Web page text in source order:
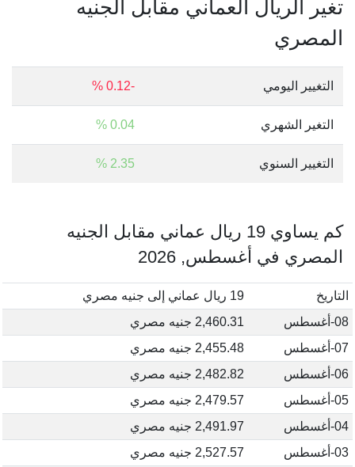
تغير الريال العماني مقابل الجنيه
المصري
التغيير اليومي -0.12 %
التغير الشهري 0.04 %
التغيير السنوي 2.35 %
كم يساوي 19 ريال عماني مقابل الجنيه
المصري في أغسطس, 2026
التاريخ
19 ريال عماني إلى جنيه مصري
08-أغسطس
2,460.31 جنيه مصري
07-أغسطس
2,455.48 جنيه مصري
06-أغسطس
2,482.82 جنيه مصري
05-أغسطس
2,479.57 جنيه مصري
04-أغسطس
2,491.97 جنيه مصري
03-أغسطس
2,527.57 جنيه مصري